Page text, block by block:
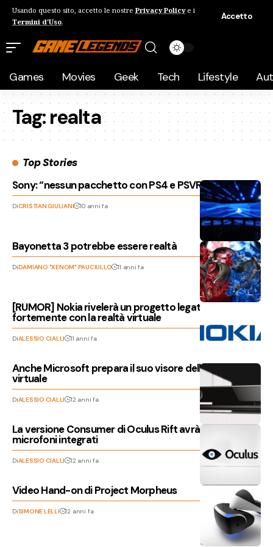
Usando questo sito, accetto le nostre Privacy Policye i
Termini d'Uso.
Accetto
Games Movies Geek Tech Lifestyle
Tag:realta
Top Stories
Sony: “nessun pacchetto con PS4 e PSVR!”
DiCRISTIAN GIULIANI 10 anni fa
Bayonetta 3 potrebbe essere realtà
DiDAMIANO "XENOM" PAUCIULLO 11 anni fa
[RUMOR] Nokia rivelerà un progetto legato
fortemente con la realtà virtuale
DiALESSIO CIALLI 11 anni fa
Anche Microsoft prepara il suo visore della realtà
virtuale
DiALESSIO CIALLI 12 anni fa
La versione Consumer di Oculus Rift avrà cuffie e
microfoni integrati
DiALESSIO CIALLI 12 anni fa
Video Hand-on di Project Morpheus
DiSIMONE LELLI 12 anni fa